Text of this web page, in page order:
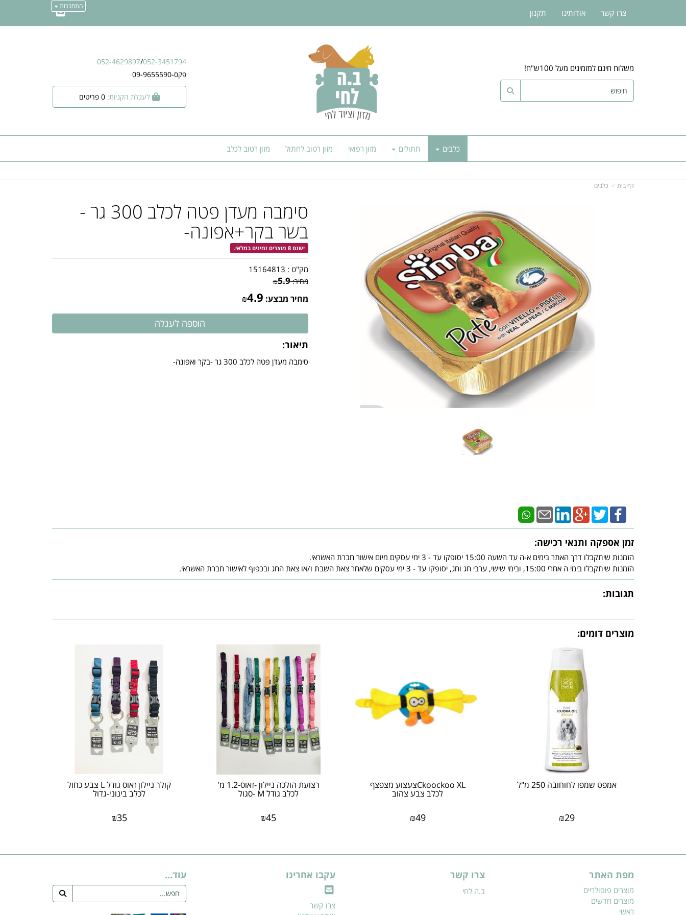
התחברות
משלוח חינם למזמינים מעל 100ש"ח!
052-4629897/052-3451794
פקס-09-9655590
0
כלבים חתולים מזון רפואי מזון רטוב לחתול מזון רטוב לכלב
צרו קשר אודותינו תקנון
דף בית כלבים
סימבה מעדן פטה לכלב 300 גר -
בשר בקר+אפונה-
ישנם 8 מוצרים זמינים במלאי.
מק"ט : 15164813
מחיר: ₪5.9
מחיר מבצע: ₪4.9
תיאור:
סימבה מעדן פטה לכלב 300 גר -בקר ואפונה-
זמן אספקה ותנאי רכישה:
הזמנות שיתקבלו דרך האתר בימים א-ה עד השעה 15:00 יסופקו עד - 3 ימי עסקים מיום אישור חברת האשראי.
הזמנות שיתקבלו בימי ה אחרי 15:00, ובימי שישי, ערבי חג וחג, יסופקו עד - 3 ימי עסקים שלאחר צאת השבת ו/או צאת החג ובכפוף לאישור חברת האשראי.
תגובות:
מוצרים דומים:
אמפט שמפו לחוחובה 250 מ"ל
₪29
Ckoockoo XLצעצוע מצפצף
לכלב צבע צהוב
₪49
רצועת הולכה ניילון -זאוס-1.2 מ'
לכלב גודל M -סגול
₪45
​קולר ניילון זאוס גודל L צבע כחול
לכלב בינוני-גדול
₪35
מפת האתר
מוצרים פופולריים
מוצרים חדשים
ראשי
צרו קשר
ב.ה לחי
עקבו אחרינו
צרו קשר
עוד...